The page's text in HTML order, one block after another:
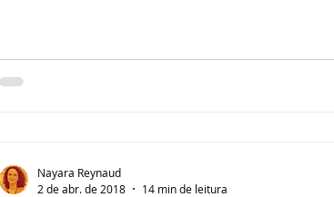
Nayara Reynaud
2 de abr. de 2018
14 min de leitura